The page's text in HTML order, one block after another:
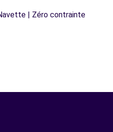
| Zéro contrainte